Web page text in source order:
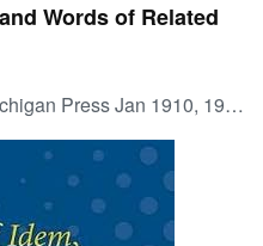
Words of Related
Press Jan 1910, 1910